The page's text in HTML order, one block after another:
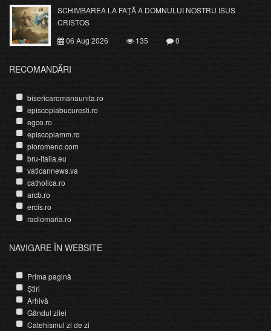
SCHIMBAREA LA FAŢĂ A DOMNULUI NOSTRU ISUS
CRISTOS
06 Aug 2026
135 0
RECOMANDĂRI
bisericaromanaunita.ro
episcopiabucuresti.ro
egco.ro
episcopiamm.ro
pioromeno.com
bru-italia.eu
vaticannews.va
catholica.ro
arcb.ro
ercis.ro
radiomaria.ro
NAVIGARE ÎN WEBSITE
Prima pagină
Știri
Arhivă
Gândul zilei
Catehismul zi de zi